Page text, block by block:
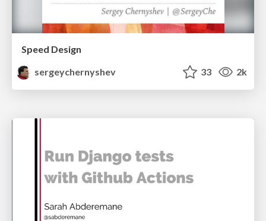
Speed Design
sergeychernyshev
33 2k